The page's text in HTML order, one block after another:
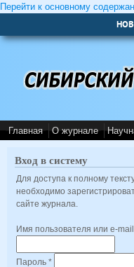
Перейти к основному
Главная О журнале
Вход в систему
Для доступа к полному
необходимо
сайте журнала.
Имя пользователя или e-mail
Пароль *